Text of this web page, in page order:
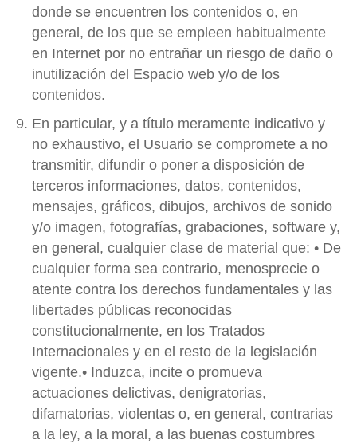
donde se encuentren los contenidos o, en
general, de los que se empleen habitualmente
en Internet por no entrañar un riesgo de daño o
inutilización del Espacio web y/o de los
contenidos.
En particular, y a título meramente indicativo y
no exhaustivo, el Usuario se compromete a no
transmitir, difundir o poner a disposición de
terceros informaciones, datos, contenidos,
mensajes, gráficos, dibujos, archivos de sonido
y/o imagen, fotografías, grabaciones, software y,
en general, cualquier clase de material que: • De
cualquier forma sea contrario, menosprecie o
atente contra los derechos fundamentales y las
libertades públicas reconocidas
constitucionalmente, en los Tratados
Internacionales y en el resto de la legislación
vigente.• Induzca, incite o promueva
actuaciones delictivas, denigratorias,
difamatorias, violentas o, en general, contrarias
a la ley, a la moral, a las buenas costumbres